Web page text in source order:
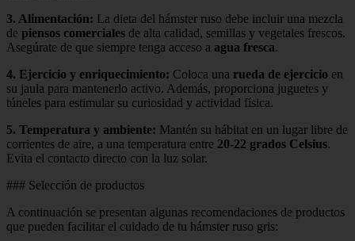
3. Alimentación: La dieta del hámster ruso debe incluir una mezcla
de piensos comerciales de alta calidad, semillas y vegetales frescos.
Asegúrate de que siempre tenga acceso a agua fresca.
4. Ejercicio y enriquecimiento: Coloca una rueda de ejercicio en
su jaula para mantenerlo activo. Además, proporciona juguetes y
túneles para estimular su curiosidad y actividad física.
5. Temperatura y ambiente: Mantén su hábitat en un lugar libre de
corrientes de aire, a una temperatura entre 20-22 grados Celsius.
Evita el contacto directo con la luz solar.
### Selección de productos
A continuación se presentan algunas recomendaciones de productos
que pueden facilitar el cuidado de tu hámster ruso gris: